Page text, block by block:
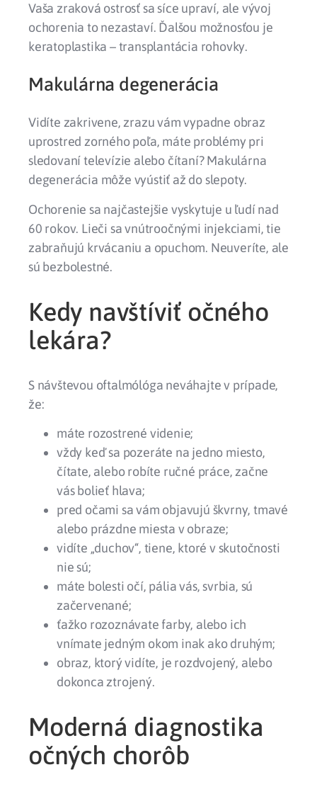
Vaša zraková ostrosť sa síce upraví, ale vývoj
ochorenia to nezastaví. Ďalšou možnosťou je
keratoplastika – transplantácia rohovky.
Makulárna degenerácia
Vidíte zakrivene, zrazu vám vypadne obraz
uprostred zorného poľa, máte problémy pri
sledovaní televízie alebo čítaní? Makulárna
degenerácia môže vyústiť až do slepoty.
Ochorenie sa najčastejšie vyskytuje u ľudí nad
60 rokov. Lieči sa vnútroočnými injekciami, tie
zabraňujú krvácaniu a opuchom. Neuveríte, ale
sú bezbolestné.
Kedy navštíviť očného
lekára?
S návštevou oftalmólóga neváhajte v prípade,
že:
máte rozostrené videnie;
vždy keď sa pozeráte na jedno miesto,
čítate, alebo robíte ručné práce, začne
vás bolieť hlava;
pred očami sa vám objavujú škvrny, tmavé
alebo prázdne miesta v obraze;
vidíte „duchov“, tiene, ktoré v skutočnosti
nie sú;
máte bolesti očí, pália vás, svrbia, sú
začervenané;
ťažko rozoznávate farby, alebo ich
vnímate jedným okom inak ako druhým;
obraz, ktorý vidíte, je rozdvojený, alebo
dokonca ztrojený.
Moderná diagnostika
očných chorôb